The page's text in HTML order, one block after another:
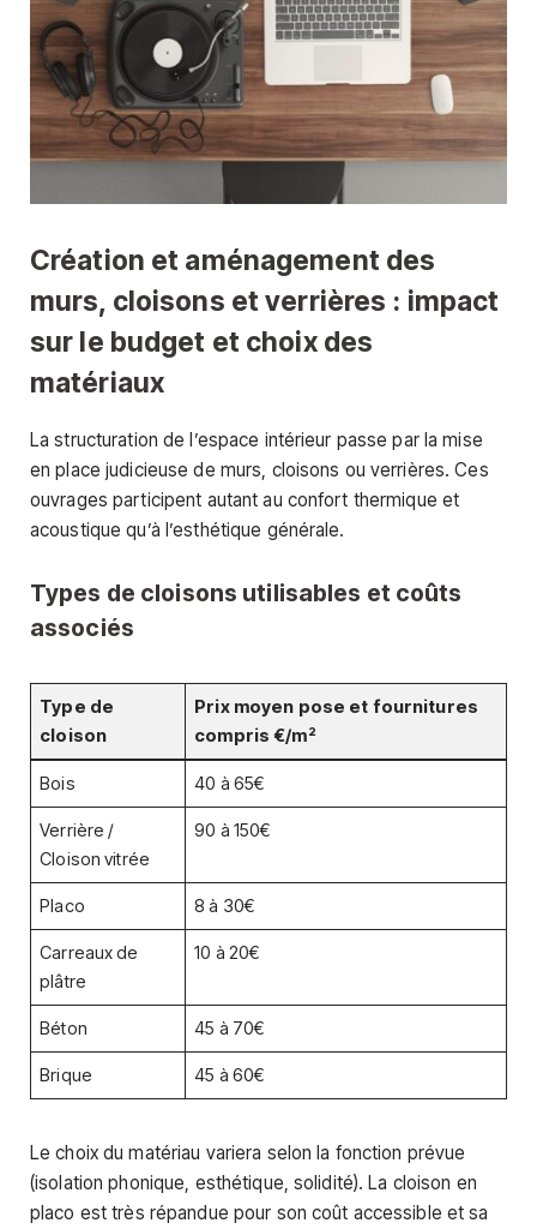
Création et aménagement des
murs, cloisons et verrières : impact
sur le budget et choix des
matériaux
La structuration de l’espace intérieur passe par la mise
en place judicieuse de murs, cloisons ou verrières. Ces
ouvrages participent autant au confort thermique et
acoustique qu’à l’esthétique générale.
Types de cloisons utilisables et coûts
associés
Type de
cloison
Prix moyen pose et fournitures
compris €/m²
Bois 40 à 65€
Verrière /
Cloison vitrée
90 à 150€
Placo 8 à 30€
Carreaux de
plâtre
10 à 20€
Béton 45 à 70€
Brique 45 à 60€
Le choix du matériau variera selon la fonction prévue
(isolation phonique, esthétique, solidité). La cloison en
placo est très répandue pour son coût accessible et sa